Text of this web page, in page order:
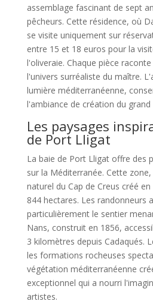
assemblage fascinant de sept
pêcheurs. Cette résidence, où
se visite uniquement sur
entre 15 et 18 euros pour la
l'oliveraie. Chaque pièce
l'univers surréaliste du maître.
lumière méditerranéenne,
l'ambiance de création du grand
Les paysages
de Port Lligat
La baie de Port Lligat offre des
sur la Méditerranée. Cette
naturel du Cap de Creus créé
844 hectares. Les randonneurs
particulièrement le sentier
Nans, construit en 1856,
3 kilomètres depuis Cadaqués.
les formations rocheuses
végétation méditerranéenne
exceptionnel qui a nourri
artistes.